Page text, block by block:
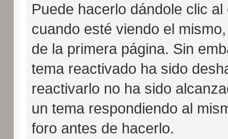
Puede hacerlo dándole clic
cuando esté viendo el
de la primera página. Sin
tema reactivado ha sido
reactivarlo no ha sido
un tema respondiendo al
foro antes de hacerlo.